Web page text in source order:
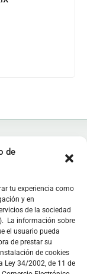
de
tu experiencia como
y en
de la sociedad
La información sobre
el usuario pueda
de prestar su
de cookies
Ley 34/2002, de 11 de
IEZFO
Zamora
16:30 h -
Universitario